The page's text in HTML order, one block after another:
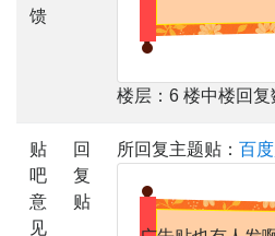
馈
楼层：6 楼中楼回复
贴
吧
意
见
回
复
贴
所回复主题贴： 百